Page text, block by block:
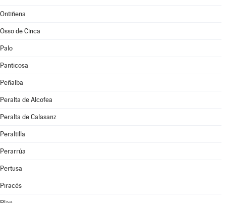
Ontiñena
Osso de Cinca
Palo
Panticosa
Peñalba
Peralta de Alcofea
Peralta de Calasanz
Peraltilla
Perarrúa
Pertusa
Piracés